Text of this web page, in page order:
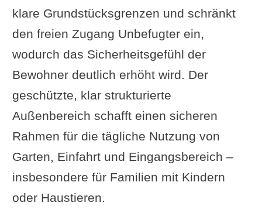
klare Grundstücksgrenzen und schränkt
den freien Zugang Unbefugter ein,
wodurch das Sicherheitsgefühl der
Bewohner deutlich erhöht wird. Der
geschützte, klar strukturierte
Außenbereich schafft einen sicheren
Rahmen für die tägliche Nutzung von
Garten, Einfahrt und Eingangsbereich –
insbesondere für Familien mit Kindern
oder Haustieren.